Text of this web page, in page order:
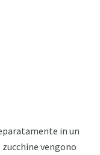
in un
vengono